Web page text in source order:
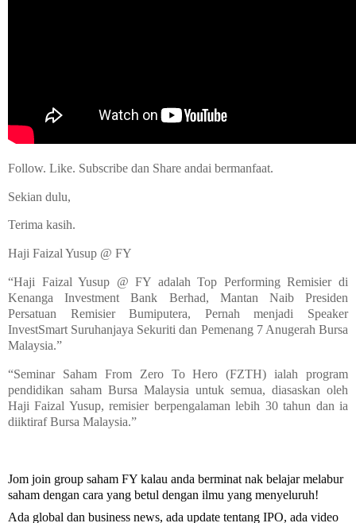
Follow. Like. Subscribe dan Share andai bermanfaat.
Sekian dulu,
Terima kasih.
Haji Faizal Yusup @ FY
“Haji Faizal Yusup @ FY adalah Top Performing Remisier di
Kenanga Investment Bank Berhad, Mantan Naib Presiden
Persatuan Remisier Bumiputera, Pernah menjadi Speaker
InvestSmart Suruhanjaya Sekuriti dan Pemenang 7 Anugerah Bursa
Malaysia.”
“Seminar Saham From Zero To Hero (FZTH) ialah program
pendidikan saham Bursa Malaysia untuk semua, diasaskan oleh
Haji Faizal Yusup, remisier berpengalaman lebih 30 tahun dan ia
diiktiraf Bursa Malaysia.”
Jom join group saham FY kalau anda berminat nak belajar melabur
saham dengan cara yang betul dengan ilmu yang menyeluruh!
Ada global dan business news, ada update tentang IPO, ada video